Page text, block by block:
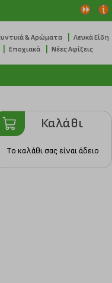
& Αρώματα Λευκά Είδη
Εποχιακά Νέες Αφίξεις
Καλάθι
Το καλάθι σας είναι άδειο